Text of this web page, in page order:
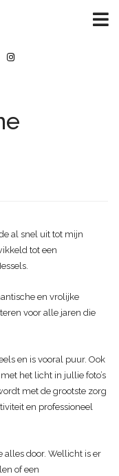
al snel uit tot mijn
tot een
en vrolijke
voor alle jaren die
en is vooral puur. Ook
het licht in jullie foto’s
met de grootste zorg
en professioneel
alles door. Wellicht is er
of een